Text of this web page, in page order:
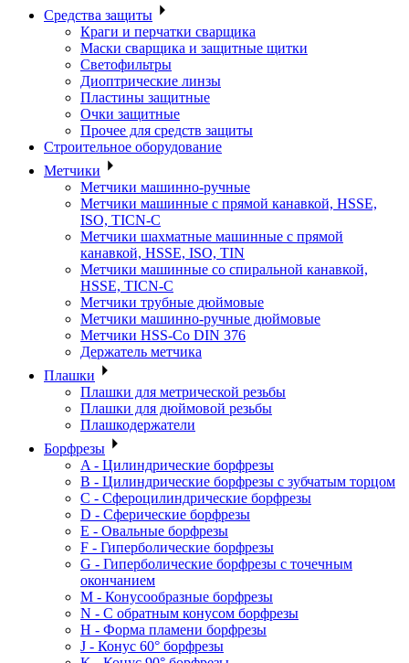
Средства защиты
Краги и перчатки сварщика
Маски сварщика и защитные щитки
Светофильтры
Диоптрические линзы
Пластины защитные
Очки защитные
Прочее для средств защиты
Строительное оборудование
Метчики
Метчики машинно-ручные
Метчики машинные с прямой канавкой, HSSE,
ISO, TICN-C
Метчики шахматные машинные с прямой
канавкой, HSSE, ISO, TIN
Метчики машинные со спиральной канавкой,
HSSE, TICN-C
Метчики трубные дюймовые
Метчики машинно-ручные дюймовые
Метчики HSS-Co DIN 376
Держатель метчика
Плашки
Плашки для метрической резьбы
Плашки для дюймовой резьбы
Плашкодержатели
Борфрезы
A - Цилиндрические борфрезы
B - Цилиндрические борфрезы с зубчатым торцом
C - Сфероцилиндрические борфрезы
D - Сферические борфрезы
E - Овальные борфрезы
F - Гиперболические борфрезы
G - Гиперболические борфрезы с точечным
окончанием
M - Конусообразные борфрезы
N - С обратным конусом борфрезы
H - Форма пламени борфрезы
J - Конус 60° борфрезы